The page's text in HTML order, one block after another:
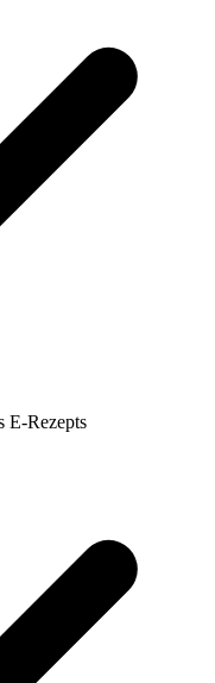
E-Rezepts